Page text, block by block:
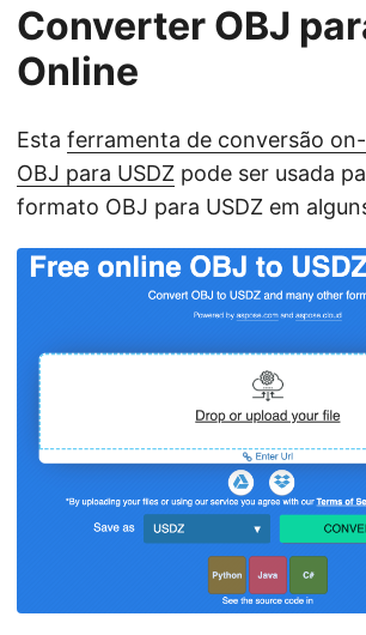
Converter OBJ
Online
Esta ferramenta de conversão
OBJ para USDZ pode ser usada
formato OBJ para USDZ em